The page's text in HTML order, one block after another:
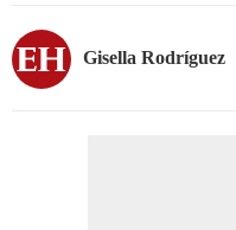
Gisella Rodríguez